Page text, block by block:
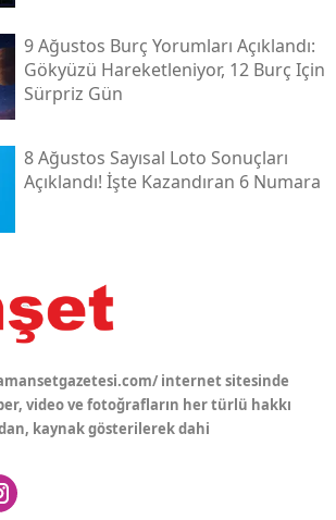
9 Ağustos Burç Yorumları Açıklandı:
Gökyüzü Hareketleniyor, 12 Burç Için
Sürpriz Gün
8 Ağustos Sayısal Loto Sonuçları
Açıklandı! İşte Kazandıran 6 Numara
internet sitesinde
video ve fotoğrafların her türlü hakkı
kaynak gösterilerek dahi